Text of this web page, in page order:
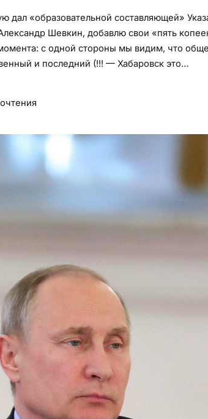
дал «образовательной составляющей»
Шевкин, добавлю свои «пять
с одной стороны мы видим, что
и последний (!!! — Хабаровск это…